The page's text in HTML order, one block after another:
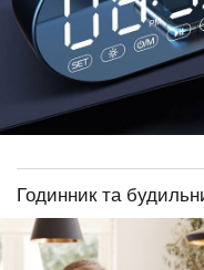
Годинник та